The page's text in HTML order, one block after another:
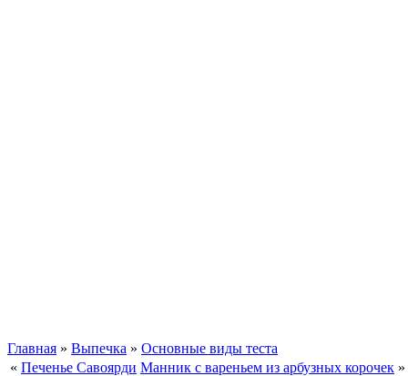
Главная » Выпечка » Основные виды теста
« Печенье Савоярди Манник с вареньем из арбузных корочек »